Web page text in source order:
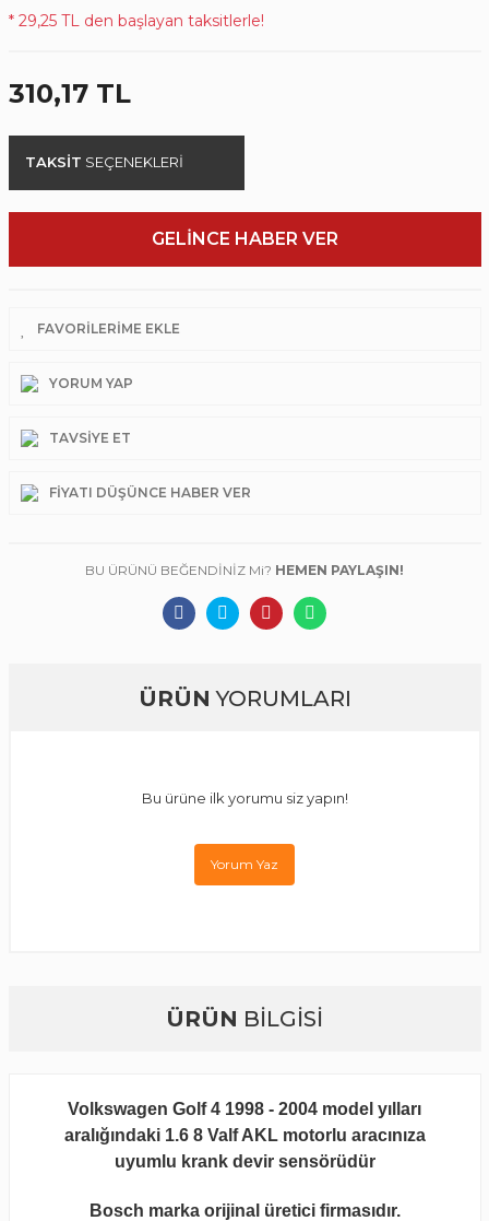
* 29,25 TL den başlayan taksitlerle!
310,17 TL
TAKSİT SEÇENEKLERİ
GELİNCE HABER VER
YORUM YAP
TAVSIYE ET
FIYATI DÜŞÜNCE HABER VER
BU ÜRÜNÜ BEĞENDİNİZ Mi? HEMEN PAYLAŞIN!
ÜRÜN YORUMLARI
Bu ürüne ilk yorumu siz yapın!
Yorum Yaz
ÜRÜN BİLGİSİ
Volkswagen Golf 4 1998 - 2004 model yılları
aralığındaki 1.6 8 Valf AKL motorlu aracınıza
uyumlu krank devir sensörüdür
Bosch marka orijinal üretici firmasıdır.